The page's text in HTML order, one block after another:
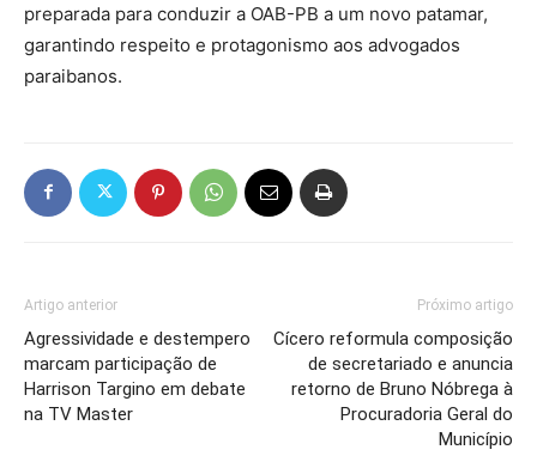
preparada para conduzir a OAB-PB a um novo patamar,
garantindo respeito e protagonismo aos advogados
paraibanos.
Artigo anterior
Agressividade e destempero
marcam participação de
Harrison Targino em debate
na TV Master
Próximo artigo
Cícero reformula composição
de secretariado e anuncia
retorno de Bruno Nóbrega à
Procuradoria Geral do
Município